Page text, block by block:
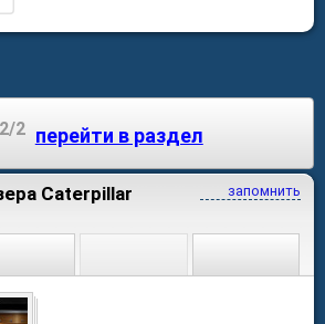
2/2 перейти в раздел
запомнить
Caterpillar